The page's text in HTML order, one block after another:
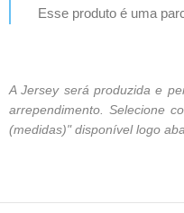
Esse produto é uma
A Jersey será produzida e
arrependimento. Selecione
(medidas)" disponível logo